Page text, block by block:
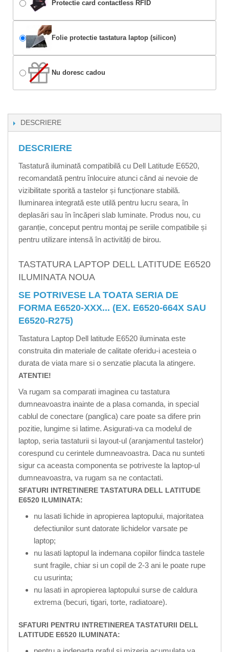
Protectie card contactless RFID
Folie protectie tastatura laptop (silicon)
Nu doresc cadou
DESCRIERE
DESCRIERE
Tastatură iluminată compatibilă cu Dell Latitude E6520,
recomandată pentru înlocuire atunci când ai nevoie de
vizibilitate sporită a tastelor și funcționare stabilă.
Iluminarea integrată este utilă pentru lucru seara, în
deplasări sau în încăperi slab luminate. Produs nou, cu
garanție, conceput pentru montaj pe seriile compatibile și
pentru utilizare intensă în activități de birou.
TASTATURA LAPTOP DELL LATITUDE E6520
ILUMINATA NOUA
SE POTRIVESE LA TOATA SERIA DE
FORMA E6520-XXX... (EX. E6520-664X SAU
E6520-R275)
Tastatura Laptop Dell latitude E6520 iluminata este
construita din materiale de calitate oferidu-i acesteia o
durata de viata mare si o senzatie placuta la atingere.
ATENTIE!
Va rugam sa comparati imaginea cu tastatura
dumneavoastra inainte de a plasa comanda, in special
cablul de conectare (panglica) care poate sa difere prin
pozitie, lungime si latime. Asigurati-va ca modelul de
laptop, seria tastaturii si layout-ul (aranjamentul tastelor)
corespund cu cerintele dumneavoastra. Daca nu sunteti
sigur ca aceasta componenta se potriveste la laptop-ul
dumneavoastra, va rugam sa ne contactati.
SFATURI INTRETINERE TASTATURA DELL LATITUDE
E6520 ILUMINATA:
nu lasati lichide in apropierea laptopului, majoritatea
defectiunilor sunt datorate lichidelor varsate pe
laptop;
nu lasati laptopul la indemana copiilor fiindca tastele
sunt fragile, chiar si un copil de 2-3 ani le poate rupe
cu usurinta;
nu lasati in apropierea laptopului surse de caldura
extrema (becuri, tigari, torte, radiatoare).
SFATURI PENTRU INTRETINEREA TASTATURII DELL
LATITUDE E6520 ILUMINATA: